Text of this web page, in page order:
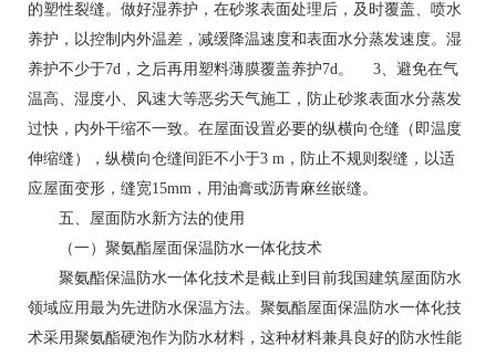
的塑性裂缝。做好湿养护，在砂浆表面处理后，及时覆盖、喷水
养护，以控制内外温差，减缓降温速度和表面水分蒸发速度。湿
养护不少于7d，之后再用塑料薄膜覆盖养护7d。 3、避免在气
温高、湿度小、风速大等恶劣天气施工，防止砂浆表面水分蒸发
过快，内外干缩不一致。在屋面设置必要的纵横向仓缝（即温度
伸缩缝），纵横向仓缝间距不小于3 m，防止不规则裂缝，以适
应屋面变形，缝宽15mm，用油膏或沥青麻丝嵌缝。
五、屋面防水新方法的使用
（一）聚氨酯屋面保温防水一体化技术
聚氨酯保温防水一体化技术是截止到目前我国建筑屋面防水
领域应用最为先进防水保温方法。聚氨酯屋面保温防水一体化技
术采用聚氨酯硬泡作为防水材料，这种材料兼具良好的防水性能